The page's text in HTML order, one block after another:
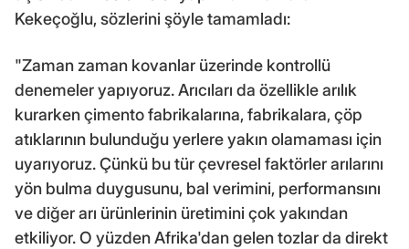
Kekeçoğlu, sözlerini şöyle tamamladı:
"Zaman zaman kovanlar üzerinde kontrollü
denemeler yapıyoruz. Arıcıları da özellikle arılık
kurarken çimento fabrikalarına, fabrikalara, çöp
atıklarının bulunduğu yerlere yakın olamaması için
uyarıyoruz. Çünkü bu tür çevresel faktörler arılarını
yön bulma duygusunu, bal verimini, performansını
ve diğer arı ürünlerinin üretimini çok yakından
etkiliyor. O yüzden Afrika'dan gelen tozlar da direkt